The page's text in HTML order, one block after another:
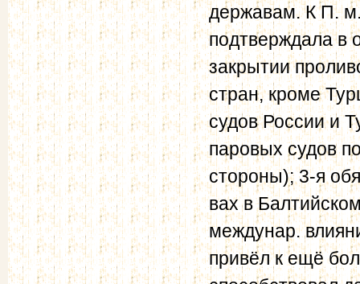
державам. К П. м.
подтверждала в
закрытии
стран, кроме
судов России и
паровых судов
стороны); 3-я
вах в
междунар.
привёл к ещё